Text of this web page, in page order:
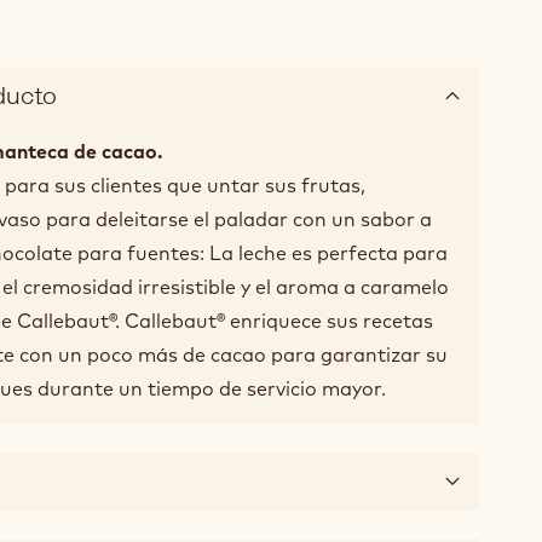
de cacao.
sus clientes que untar sus frutas,
para deleitarse el paladar con un sabor a
para fuentes: La leche es perfecta para
cremosidad irresistible y el aroma a caramelo
Callebaut®. Callebaut® enriquece sus recetas
con un poco más de cacao para garantizar su
durante un tiempo de servicio mayor.